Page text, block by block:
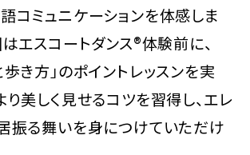
コミュニケーションを体感しま
はエスコートダンス®体験前に、
歩き方」のポイントレッスンを実
り美しく見せるコツを習得し、エレ
振る舞いを身につけていただけ